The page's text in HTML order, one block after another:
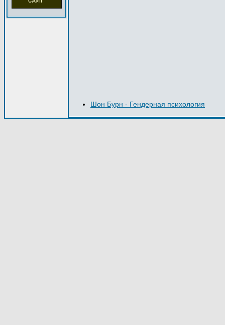
Шон Бурн - Гендерная психология